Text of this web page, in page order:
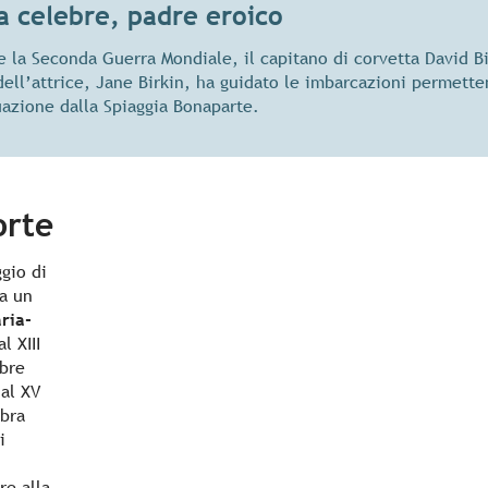
celebre, padre eroico
la Seconda Guerra Mondiale, il capitano di corvetta David
Jane Birkin, ha guidato le imbarcazioni
dalla Spiaggia Bonaparte.
di
un
XIII
XV